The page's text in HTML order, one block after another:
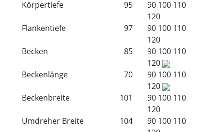
Körpertiefe
95 90 100 110
120
Flankentiefe
97 90 100 110
120
Becken
85 90 100 110
120
Beckenlänge
70 90 100 110
120
Beckenbreite
101 90 100 110
120
Umdreher Breite
104 90 100 110